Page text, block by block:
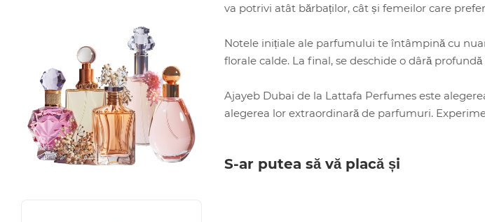
va potrivi atât bărbaților, cât și femeilor care
Notele inițiale ale parfumului te întâmpină cu
florale calde. La final, se deschide o dâră
Ajayeb Dubai de la Lattafa Perfumes este
alegerea lor extraordinară de parfumuri.
S-ar putea să vă placă și